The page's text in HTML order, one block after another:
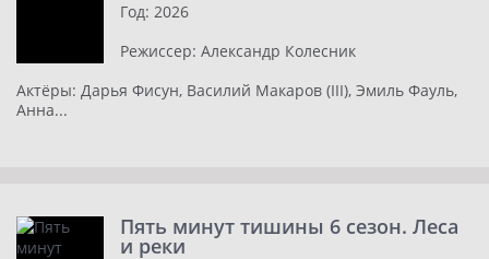
Год: 2026
Режиссер: Александр Колесник
Актёры: Дарья Фисун, Василий Макаров (III), Эмиль Фауль,
Анна...
Пять минут тишины 6 сезон. Леса
и реки